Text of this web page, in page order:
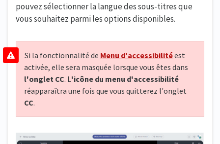
pouvez sélectionner la langue des sous-titres que
vous souhaitez parmi les options disponibles.
Si la fonctionnalité de Menu d'accessibilitéest
activée, elle sera masquée lorsque vous êtes dans
l'onglet CC. L'icône du menu d'accessibilité
réapparaîtra une fois que vous quitterez l'onglet
CC.